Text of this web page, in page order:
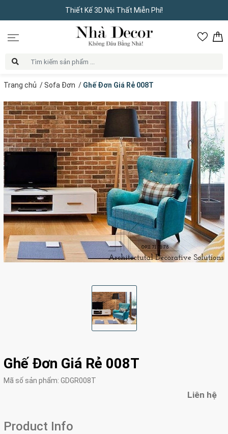
Thiết Kế 3D Nội Thất Miễn Phí!
Trang chủ /Sofa Đơn / Ghế Đơn Giá Rẻ 008T
Ghế Đơn Giá Rẻ 008T
Mã số sản phẩm: GDGR008T
Liên hệ
Product Info